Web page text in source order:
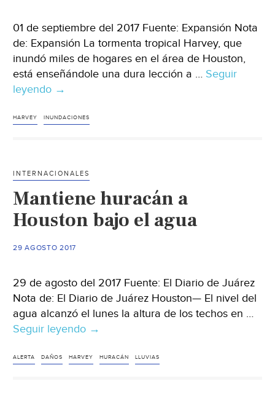
01 de septiembre del 2017 Fuente: Expansión Nota
de: Expansión La tormenta tropical Harvey, que
inundó miles de hogares en el área de Houston,
está enseñándole una dura lección a … Seguir
leyendo 3
POR
SE
INUNDÓ
TRAS
EL
PASO
→
HARVEY INUNDACIONES
INTERNACIONALES
Mantiene huracán a
Houston bajo el agua
29 AGOSTO 2017
29 de agosto del 2017 Fuente: El Diario de Juárez
Nota de: El Diario de Juárez Houston— El nivel del
agua alcanzó el lunes la altura de los techos en …
Seguir leyendo Mantiene
a
→
ALERTA DAÑOS HARVEY HURACÁN LLUVIAS